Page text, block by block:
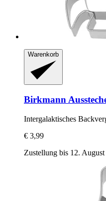
Warenkorb
Birkmann
Intergalaktisches
€ 3,99
Zustellung bis 12. August